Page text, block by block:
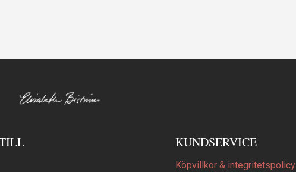
KUNDSERVICE
Köpvillkor & integritetspolicy